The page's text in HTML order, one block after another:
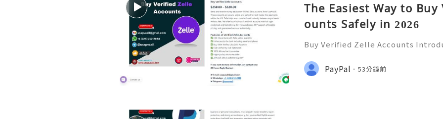
The Easiest Way to
ounts Safely in 2026
Buy Verified Zelle Accounts
ways to transfer money has
a popular payment ser
PayPal 53分鐘前